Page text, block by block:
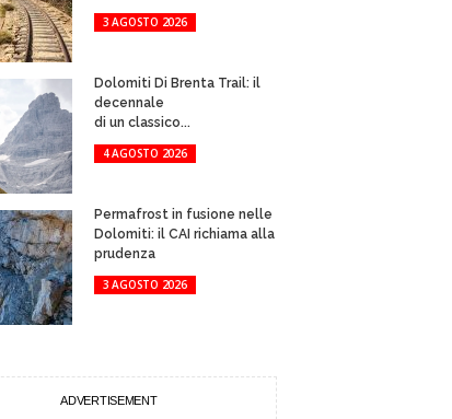
3 AGOSTO 2026
Dolomiti Di Brenta Trail: il
decennale
di un classico...
4 AGOSTO 2026
Permafrost in fusione nelle
Dolomiti: il CAI richiama alla
prudenza
3 AGOSTO 2026
ADVERTISEMENT